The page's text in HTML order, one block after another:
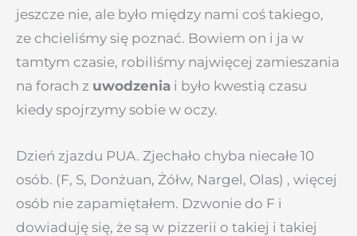
jeszcze nie, ale było między nami coś takiego,
ze chcieliśmy się poznać. Bowiem on i ja w
tamtym czasie, robiliśmy najwięcej zamieszania
na forach z uwodzenia i było kwestią czasu
kiedy spojrzymy sobie w oczy.
Dzień zjazdu PUA. Zjechało chyba niecałe 10
osób. (F, S, Donżuan, Żółw, Nargel, Olas) , więcej
osób nie zapamiętałem. Dzwonie do F i
dowiaduję się, że są w pizzerii o takiej i takiej